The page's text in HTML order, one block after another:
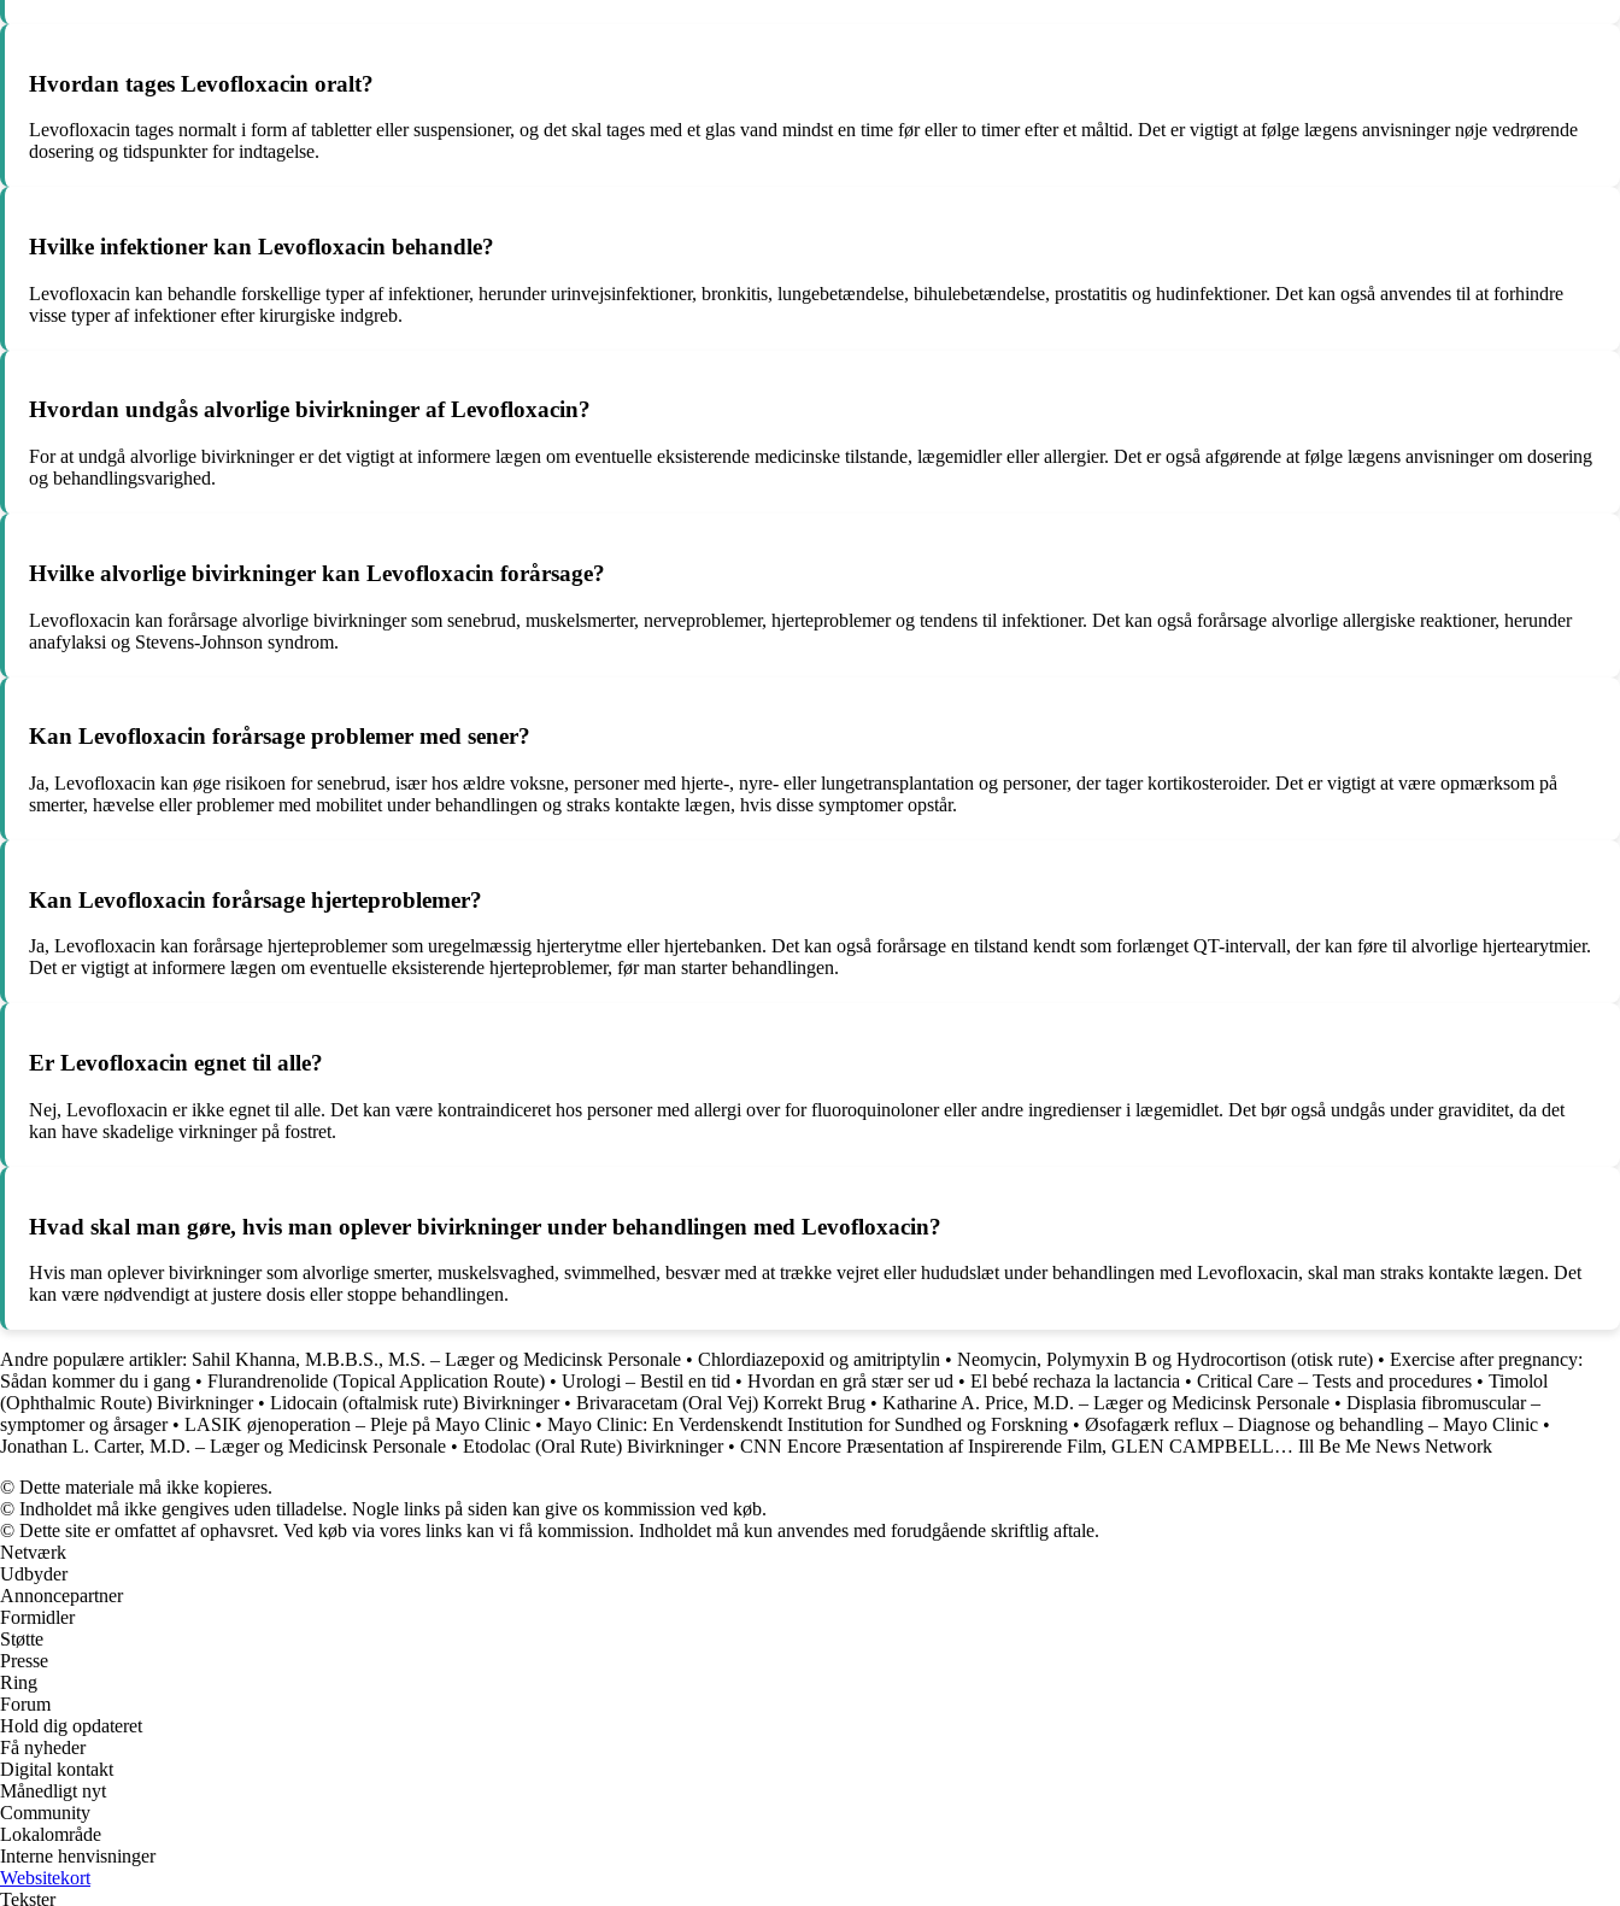
Hvordan tages Levofloxacin oralt?
Levofloxacin tages normalt i form af tabletter eller suspensioner, og det skal tages med et glas vand mindst en time før eller to timer efter et måltid. Det er vigtigt at følge lægens anvisninger nøje vedrørende
dosering og tidspunkter for indtagelse.
Hvilke infektioner kan Levofloxacin behandle?
Levofloxacin kan behandle forskellige typer af infektioner, herunder urinvejsinfektioner, bronkitis, lungebetændelse, bihulebetændelse, prostatitis og hudinfektioner. Det kan også anvendes til at forhindre
visse typer af infektioner efter kirurgiske indgreb.
Hvordan undgås alvorlige bivirkninger af Levofloxacin?
For at undgå alvorlige bivirkninger er det vigtigt at informere lægen om eventuelle eksisterende medicinske tilstande, lægemidler eller allergier. Det er også afgørende at følge lægens anvisninger om dosering
og behandlingsvarighed.
Hvilke alvorlige bivirkninger kan Levofloxacin forårsage?
Levofloxacin kan forårsage alvorlige bivirkninger som senebrud, muskelsmerter, nerveproblemer, hjerteproblemer og tendens til infektioner. Det kan også forårsage alvorlige allergiske reaktioner, herunder
anafylaksi og Stevens-Johnson syndrom.
Kan Levofloxacin forårsage problemer med sener?
Ja, Levofloxacin kan øge risikoen for senebrud, især hos ældre voksne, personer med hjerte-, nyre- eller lungetransplantation og personer, der tager kortikosteroider. Det er vigtigt at være opmærksom på
smerter, hævelse eller problemer med mobilitet under behandlingen og straks kontakte lægen, hvis disse symptomer opstår.
Kan Levofloxacin forårsage hjerteproblemer?
Ja, Levofloxacin kan forårsage hjerteproblemer som uregelmæssig hjerterytme eller hjertebanken. Det kan også forårsage en tilstand kendt som forlænget QT-intervall, der kan føre til alvorlige hjertearytmier.
Det er vigtigt at informere lægen om eventuelle eksisterende hjerteproblemer, før man starter behandlingen.
Er Levofloxacin egnet til alle?
Nej, Levofloxacin er ikke egnet til alle. Det kan være kontraindiceret hos personer med allergi over for fluoroquinoloner eller andre ingredienser i lægemidlet. Det bør også undgås under graviditet, da det
kan have skadelige virkninger på fostret.
Hvad skal man gøre, hvis man oplever bivirkninger under behandlingen med Levofloxacin?
Hvis man oplever bivirkninger som alvorlige smerter, muskelsvaghed, svimmelhed, besvær med at trække vejret eller hududslæt under behandlingen med Levofloxacin, skal man straks kontakte lægen. Det
kan være nødvendigt at justere dosis eller stoppe behandlingen.
Andre populære artikler: Sahil Khanna, M.B.B.S., M.S. – Læger og Medicinsk Personale • Chlordiazepoxid og amitriptylin • Neomycin, Polymyxin B og Hydrocortison (otisk rute) • Exercise after pregnancy:
Sådan kommer du i gang • Flurandrenolide (Topical Application Route) • Urologi – Bestil en tid • Hvordan en grå stær ser ud • El bebé rechaza la lactancia • Critical Care – Tests and procedures • Timolol
(Ophthalmic Route) Bivirkninger• Lidocain (oftalmisk rute) Bivirkninger• Brivaracetam (Oral Vej) Korrekt Brug • Katharine A. Price, M.D. – Læger og Medicinsk Personale • Displasia fibromuscular –
symptomer og årsager• LASIK øjenoperation – Pleje på Mayo Clinic • Mayo Clinic: En Verdenskendt Institution for Sundhed og Forskning • Øsofagærk reflux – Diagnose og behandling – Mayo Clinic •
Jonathan L. Carter, M.D. – Læger og Medicinsk Personale • Etodolac (Oral Rute) Bivirkninger • CNN Encore Præsentation af Inspirerende Film, GLEN CAMPBELL… Ill Be Me News Network
© Dette materiale må ikke kopieres.
© Indholdet må ikke gengives uden tilladelse. Nogle links på siden kan give os kommission ved køb.
© Dette site er omfattet af ophavsret. Ved køb via vores links kan vi få kommission. Indholdet må kun anvendes med forudgående skriftlig aftale.
Netværk
Udbyder
Annoncepartner
Formidler
Støtte
Presse
Ring
Forum
Hold dig opdateret
Få nyheder
Digital kontakt
Månedligt nyt
Community
Lokalområde
Interne henvisninger
Websitekort
Tekster